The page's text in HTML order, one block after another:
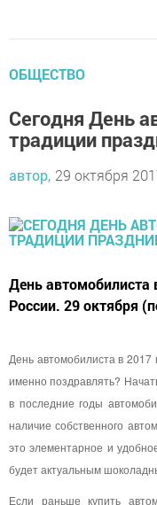
ОБЩЕСТВО
Сегодня Дeнь
традиции
автор, 29 октября
День автомобилиста
России. 29 октября
День автомобилиста в 2017
именно поздравлять?
в последние годы
наличие собственного
это элементарное и
будет актуальным
Если раньше купить